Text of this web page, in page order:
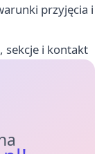
przyjęcia i
sekcje i kontakt